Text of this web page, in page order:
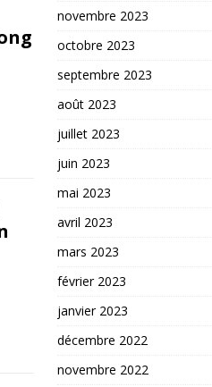
novembre 2023
octobre 2023
septembre 2023
août 2023
juillet 2023
juin 2023
mai 2023
avril 2023
mars 2023
février 2023
janvier 2023
décembre 2022
novembre 2022